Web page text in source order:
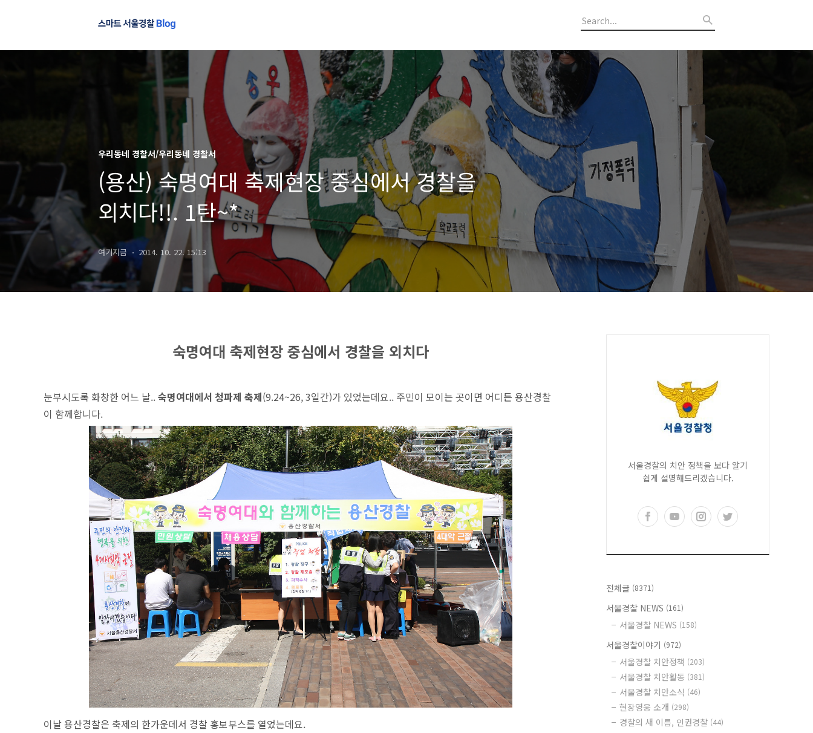
우리동네 경찰서/우리동네 경찰서
(용산) 숙명여대 축제현장 중심에서 경찰을
외치다!!. 1탄~*
여기지금 2014. 10. 22. 15:13
숙명여대 축제현장 중심에서 경찰을 외치다
눈부시도록 화창한 어느 날..숙명여대에서 청파제 축제(9.24~26, 3일간)가 있었는데요.. 주민이 모이는 곳이면 어디든 용산경찰
이 함께합니다.
이날 용산경찰은 축제의 한가운데서 경찰 홍보부스를 열었는데요.
서울경찰의 치안 정책을 보다 알기
쉽게 설명해드리겠습니다.
전체글 (8371)
서울경찰 NEWS (161)
서울경찰 NEWS (158)
서울경찰이야기 (972)
서울경찰 치안정책 (203)
서울경찰 치안활동 (381)
서울경찰 치안소식 (46)
현장영웅 소개 (298)
경찰의 새 이름, 인권경찰 (44)